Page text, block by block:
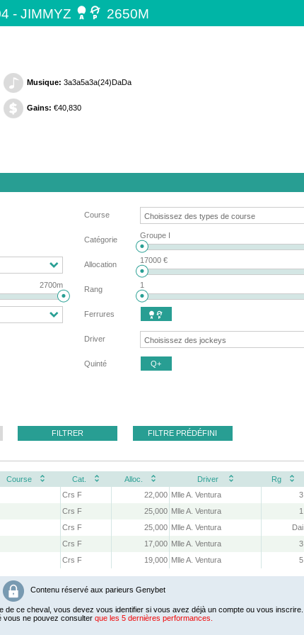
- JIMMYZ  2650M
Musique: 3a3a5a3a(24)DaDa
Gains: €40,830
2700m
Course
Catégorie Groupe I
Allocation 17000 €
Rang 1
Ferrures 
Driver
Quinté Q+
FILTRER FILTRE PRÉDÉFINI
Course Cat. Alloc. Driver Rg
Crs F 22,000 Mlle A. Ventura 3
Crs F 25,000 Mlle A. Ventura 1
Crs F 25,000 Mlle A. Ventura Dai
Crs F 17,000 Mlle A. Ventura 3
Crs F 19,000 Mlle A. Ventura 5
Contenu réservé aux parieurs Genybet
de ce cheval, vous devez vous identifier si vous avez déjà un compte ou vous inscrire.
vous ne pouvez consulter que les 5 dernières performances.